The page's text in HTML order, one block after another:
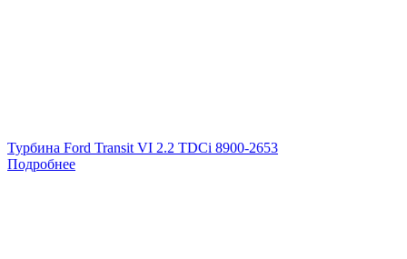
Турбина Ford Transit VI 2.2 TDCi 8900-2653
Подробнее